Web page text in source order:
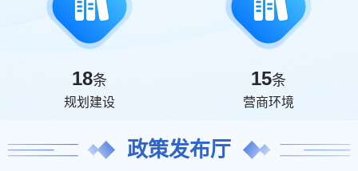
18条
规划建设
15条
营商环境
政策发布厅